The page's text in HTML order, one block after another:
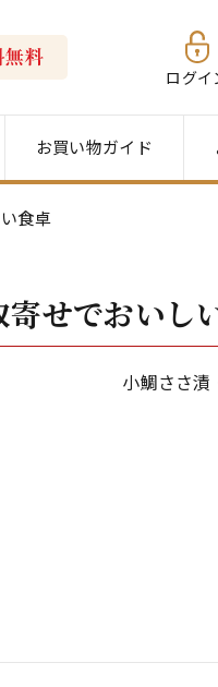
ログイ
お買い物ガイド
食卓
せでおいし
小鯛ささ漬